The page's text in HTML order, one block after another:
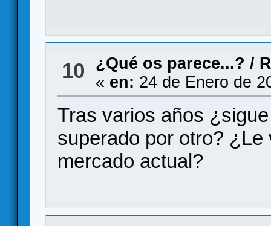
10 ¿Qué os parece...? /
« en: 24 de Enero de
Tras varios años
superado por otro?
mercado actual?